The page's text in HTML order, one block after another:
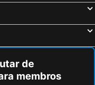
de
membros